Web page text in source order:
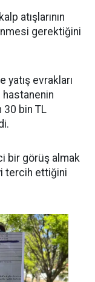
atışlarının
gerektiğini
yatış evrakları
hastanenin
30 bin TL
bir görüş almak
tercih ettiğini